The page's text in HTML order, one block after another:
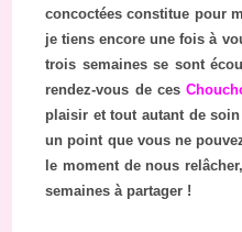
concoctées constitue pour
je tiens encore une fois à
trois semaines se sont
rendez-vous de ces
plaisir et tout autant de
un point que vous ne
le moment de nous
semaines à partager !